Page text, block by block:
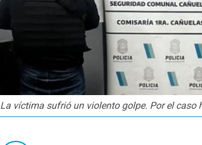
La víctima sufrió un violento golpe. Por el caso